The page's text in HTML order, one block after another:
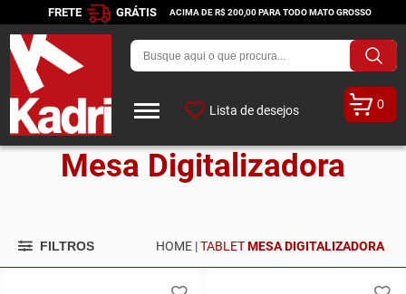
FRETE GRÁTIS ACIMA DE R$ 200,00 PARA TODO MATO GROSSO
Lista de desejos 0
Mesa Digitalizadora
FILTROS HOME |TABLETMESA DIGITALIZADORA